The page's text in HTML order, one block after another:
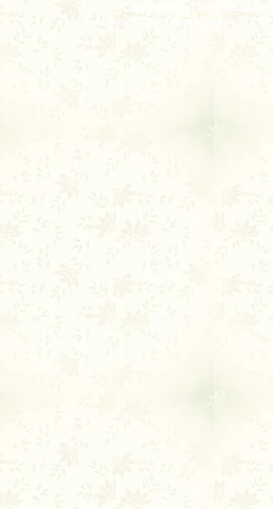
Copy right @ Thien Tuong
Facebook: Thien Tuong Temple; Tu